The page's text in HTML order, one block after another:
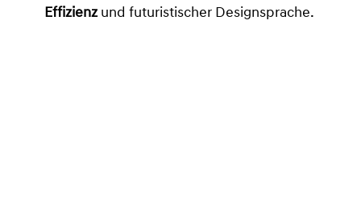
Effizienz und futuristischer Designsprache.